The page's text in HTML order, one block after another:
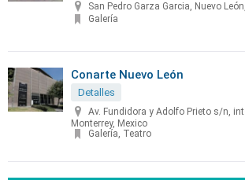
San Pedro Garza Garcia, Nuevo
Galería
Conarte Nuevo León
Detalles
Av. Fundidora y Adolfo Prieto s/n,
Monterrey, Mexico
Galería, Teatro